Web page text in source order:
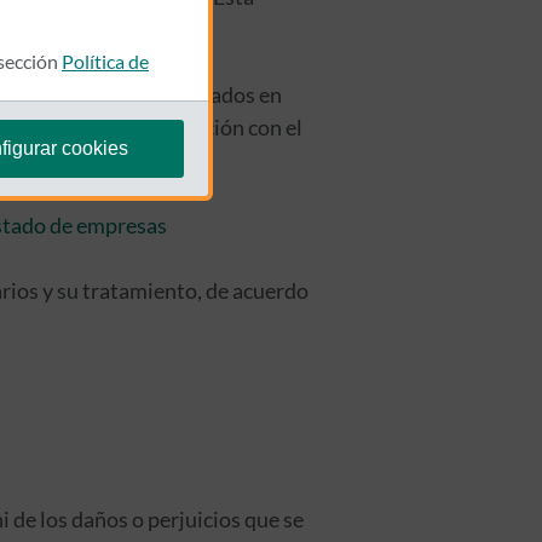
y contenidos ofertados en
no excesivos en relación con el
de empresas
y su tratamiento, de acuerdo
de los daños o perjuicios que se
Política de
cookies